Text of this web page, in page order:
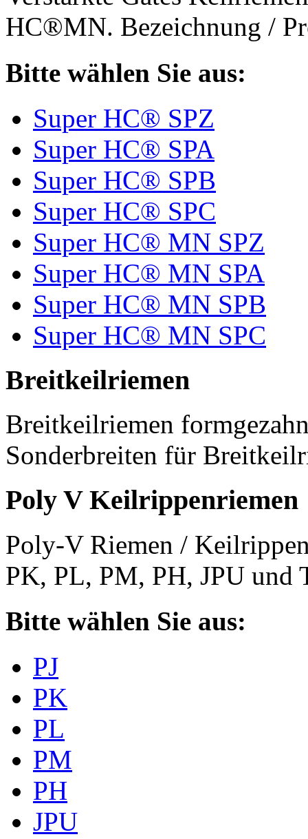
HC®MN. Bezeichnung /
Bitte wählen Sie aus:
Super HC® SPZ
Super HC® SPA
Super HC® SPB
Super HC® SPC
Super HC® MN SPZ
Super HC® MN SPA
Super HC® MN SPB
Super HC® MN SPC
Breitkeilriemen
Breitkeilriemen
Sonderbreiten für
Poly V Keilrippenriemen
Poly-V Riemen /
PK, PL, PM, PH, JPU und
Bitte wählen Sie aus:
PJ
PK
PL
PM
PH
JPU